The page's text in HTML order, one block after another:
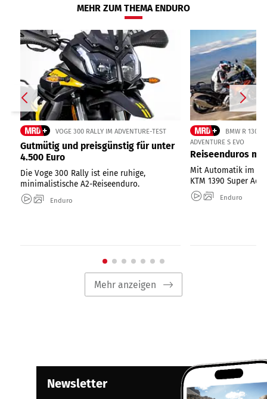
MEHR ZUM THEMA ENDURO
VOGE 300 RALLY IM ADVENTURE-TEST
Gutmütig und preisgünstig für unter
4.500 Euro
Die Voge 300 Rally ist eine ruhige,
minimalistische A2-Reiseenduro.
Enduro
BMW R 1300
ADVENTURE S EVO
Reiseenduros
Mit Automatik im
KTM 1390 Super
Enduro
Mehr anzeigen
Newsletter